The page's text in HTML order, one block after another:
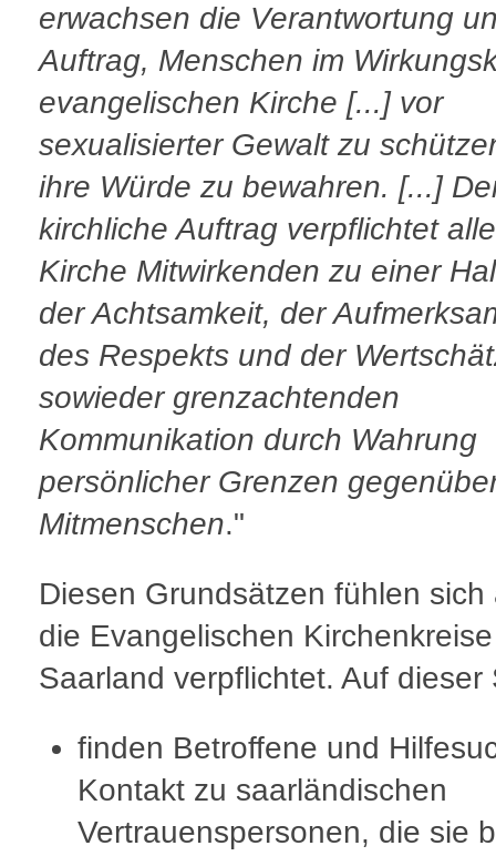
erwachsen die Verantwortung
Auftrag, Menschen im
evangelischen Kirche [...] vor
sexualisierter Gewalt zu
ihre Würde zu bewahren. [...]
kirchliche Auftrag verpflichtet
Kirche Mitwirkenden zu einer
der Achtsamkeit, der
des Respekts und der
sowieder grenzachtenden
Kommunikation durch Wahrung
persönlicher Grenzen
Mitmenschen."
Diesen Grundsätzen fühlen sich
die Evangelischen
Saarland verpflichtet. Auf dieser
finden Betroffene und
Kontakt zu saarländischen
Vertrauenspersonen, die sie